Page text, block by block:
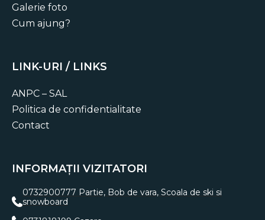
Galerie foto
Cum ajung?
LINK-URI / LINKS
ANPC – SAL
Politica de confidentialitate
Contact
INFORMAȚII VIZITATORI
0732900777 Partie, Bob de vara, Scoala de ski si
snowboard